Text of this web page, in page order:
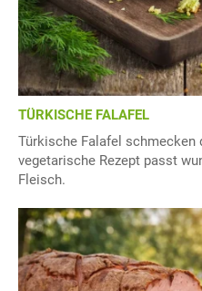
TÜRKISCHE FALAFEL
Türkische Falafel schmecken
vegetarische Rezept passt
Fleisch.